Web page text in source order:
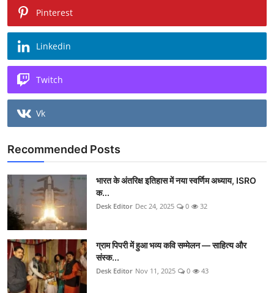
Pinterest
Linkedin
Twitch
Vk
Recommended Posts
भारत के अंतरिक्ष इतिहास में नया स्वर्णिम अध्याय, ISRO
क...
Desk Editor Dec 24, 2025 0 32
ग्राम पिपरी में हुआ भव्य कवि सम्मेलन — साहित्य और
संस्क...
Desk Editor Nov 11, 2025 0 43